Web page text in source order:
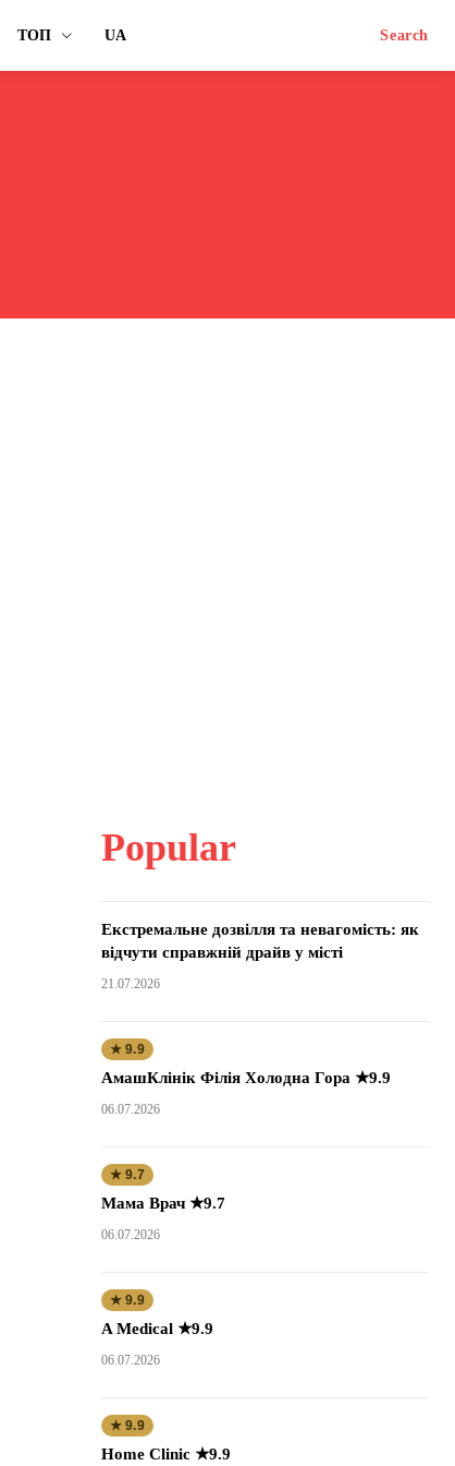
ТОП UA Search
Popular
Екстремальне дозвілля та невагомість: як
відчути справжній драйв у місті
21.07.2026
★ 9.9
АмашКлінік Філія Холодна Гора ★9.9
06.07.2026
★ 9.7
Мама Врач ★9.7
06.07.2026
★ 9.9
A Medical ★9.9
06.07.2026
★ 9.9
Home Clinic ★9.9